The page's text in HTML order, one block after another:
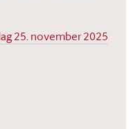
25. november 2025